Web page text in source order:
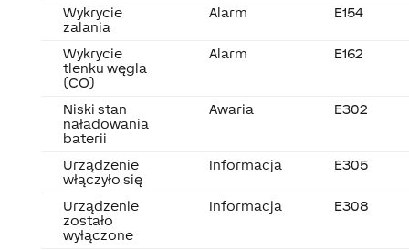
Wykrycie
zalania
Alarm E154
Wykrycie
tlenku węgla
(CO)
Alarm E162
Niski stan
naładowania
baterii
Awaria E302
Urządzenie
włączyło się
Informacja E305
Urządzenie
zostało
wyłączone
Informacja E308